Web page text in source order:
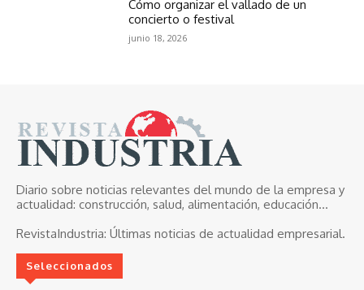
Cómo organizar el vallado de un
concierto o festival
junio 18, 2026
Diario sobre noticias relevantes del mundo de la empresa y
actualidad: construcción, salud, alimentación, educación...
RevistaIndustria: Últimas noticias de actualidad empresarial.
Seleccionados